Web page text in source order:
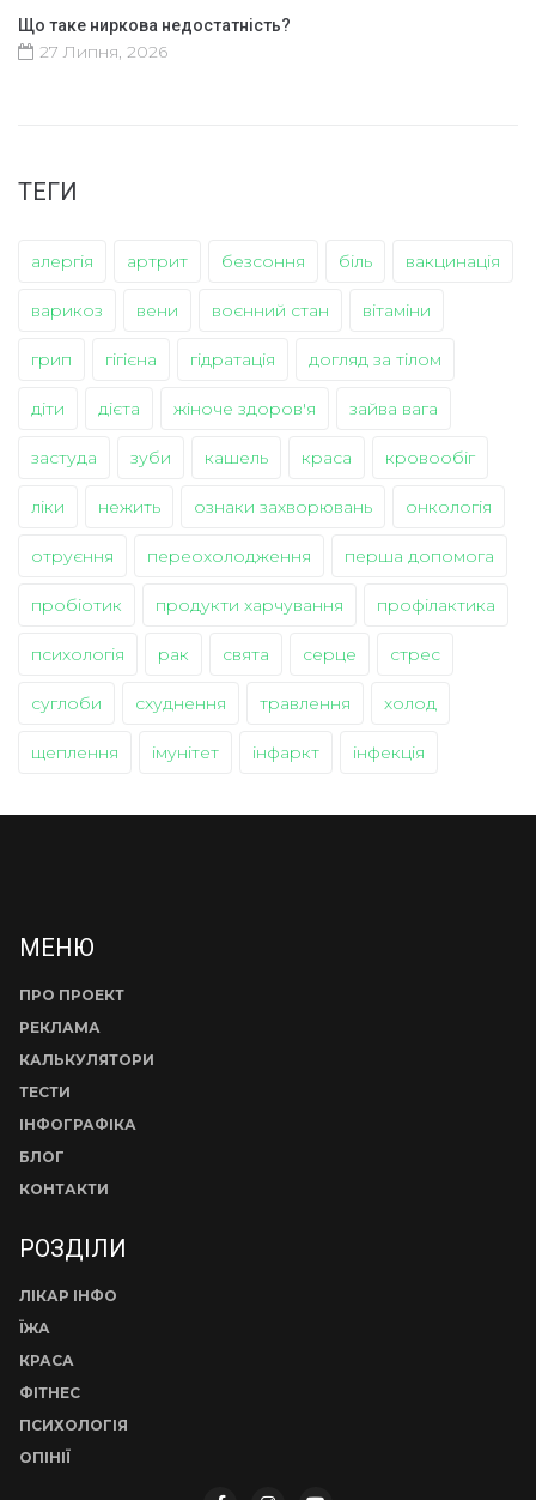
Що таке ниркова недостатність?
27 Липня, 2026
ТЕГИ
алергія артрит безсоння біль вакцинація
варикоз вени воєнний стан вітаміни
грип гігієна гідратація догляд за тілом
діти дієта жіноче здоров'я зайва вага
застуда зуби кашель краса кровообіг
ліки нежить ознаки захворювань онкологія
отруєння переохолодження перша допомога
пробіотик продукти харчування профілактика
психологія рак свята серце стрес
суглоби схуднення травлення холод
щеплення імунітет інфаркт інфекція
МЕНЮ
ПРО ПРОЕКТ
РЕКЛАМА
КАЛЬКУЛЯТОРИ
ТЕСТИ
ІНФОГРАФІКА
БЛОГ
КОНТАКТИ
РОЗДІЛИ
ЛІКАР ІНФО
ЇЖА
КРАСА
ФІТНЕС
ПСИХОЛОГІЯ
ОПІНІЇ